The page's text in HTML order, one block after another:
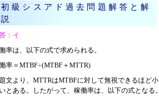
初級シスアド過去問題解答と解
説
：イ
率は、以下の式で求められる。
率＝MTBF÷(MTBF＋MTTR)
文より、MTTRはMTBFに対して無視できるほど小
とある。したがって、稼働率は、以下の式となる。